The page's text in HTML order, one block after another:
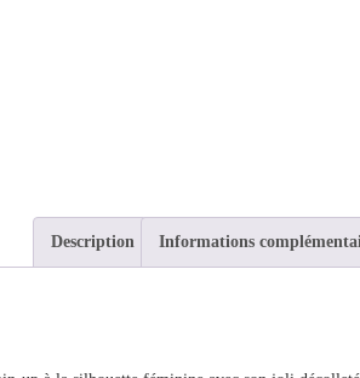
Description Informations